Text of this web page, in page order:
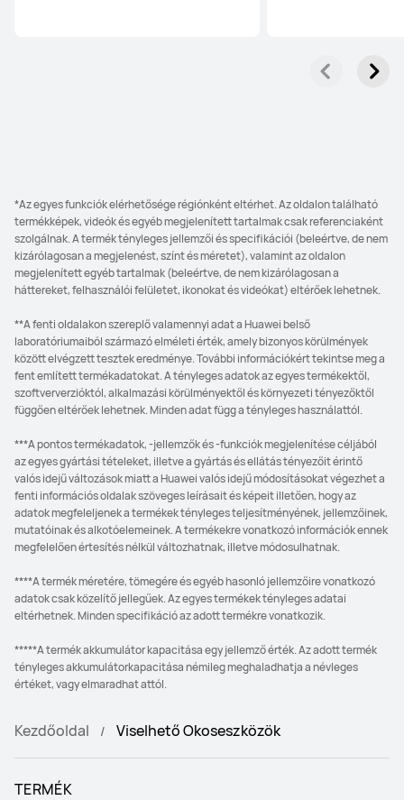
*Az egyes funkciók elérhetősége régiónként eltérhet. Az oldalon található
termékképek, videók és egyéb megjelenített tartalmak csak referenciaként
szolgálnak. A termék tényleges jellemzői és specifikációi (beleértve, de nem
kizárólagosan a megjelenést, színt és méretet), valamint az oldalon
megjelenített egyéb tartalmak (beleértve, de nem kizárólagosan a
háttereket, felhasználói felületet, ikonokat és videókat) eltérőek lehetnek.
**A fenti oldalakon szereplő valamennyi adat a Huawei belső
laboratóriumaiból származó elméleti érték, amely bizonyos körülmények
között elvégzett tesztek eredménye. További információkért tekintse meg a
fent említett termékadatokat. A tényleges adatok az egyes termékektől,
szoftververzióktól, alkalmazási körülményektől és környezeti tényezőktől
függően eltérőek lehetnek. Minden adat függ a tényleges használattól.
***A pontos termékadatok, -jellemzők és -funkciók megjelenítése céljából
az egyes gyártási tételeket, illetve a gyártás és ellátás tényezőit érintő
valós idejű változások miatt a Huawei valós idejű módosításokat végezhet a
fenti információs oldalak szöveges leírásait és képeit illetően, hogy az
adatok megfeleljenek a termékek tényleges teljesítményének, jellemzőinek,
mutatóinak és alkotóelemeinek. A termékekre vonatkozó információk ennek
megfelelően értesítés nélkül változhatnak, illetve módosulhatnak.
****A termék méretére, tömegére és egyéb hasonló jellemzőire vonatkozó
adatok csak közelítő jellegűek. Az egyes termékek tényleges adatai
eltérhetnek. Minden specifikáció az adott termékre vonatkozik.
*****A termék akkumulátor kapacitása egy jellemző érték. Az adott termék
tényleges akkumulátorkapacitása némileg meghaladhatja a névleges
értéket, vagy elmaradhat attól.
Kezdőoldal Viselhető Okoseszközök
TERMÉK